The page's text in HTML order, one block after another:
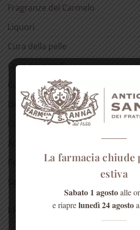
Fragranze del Carmelo
Liquori
Cura della pelle
Cura dei capelli
Cura della bocca
Detergenti
Cosmetici alla rosa
Acqua di Sant’Anna
Per la casa
Salute dell’anima
LE NOSTRE RUBRICHE
La farmacia chiude
estiva
Sabato 1 agostoalle
e riaprelunedì 24 agosto